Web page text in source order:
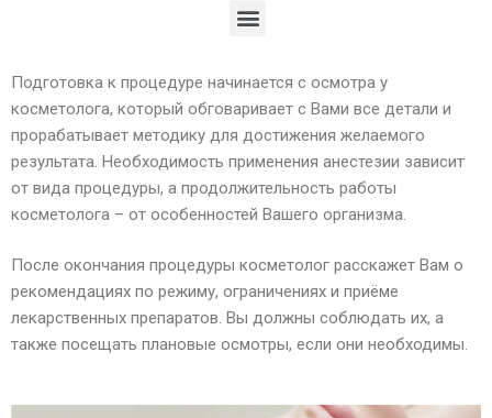
Подготовка к процедуре начинается с осмотра у
косметолога, который обговаривает с Вами все детали и
прорабатывает методику для достижения желаемого
результата. Необходимость применения анестезии зависит
от вида процедуры, а продолжительность работы
косметолога – от особенностей Вашего организма.
После окончания процедуры косметолог расскажет Вам о
рекомендациях по режиму, ограничениях и приёме
лекарственных препаратов. Вы должны соблюдать их, а
также посещать плановые осмотры, если они необходимы.